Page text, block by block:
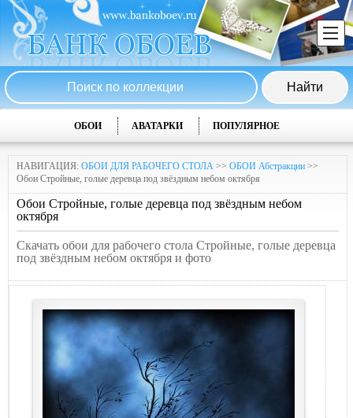
ОБОИ АВАТАРКИ ПОПУЛЯРНОЕ
НАВИГАЦИЯ: ОБОИ ДЛЯ РАБОЧЕГО СТОЛА >> ОБОИ Абстракции >>
Обои Стройные, голые деревца под звёздным небом октября
Обои Стройные, голые деревца под звёздным небом
октября
Скачать обои для рабочего стола Стройные, голые деревца
под звёздным небом октября и фото